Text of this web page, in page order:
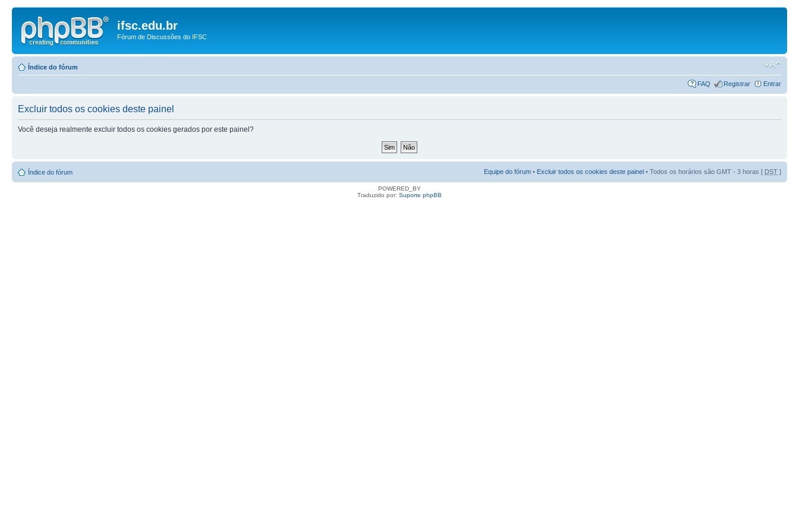
ifsc.edu.br
Fórum de Discussões do IFSC
Índice do fórum
FAQ Registrar Entrar
Excluir todos os cookies deste painel
Você deseja realmente excluir todos os cookies gerados por este painel?
Índice do fórum Equipe do fórum • Excluir todos os cookies deste painel • Todos os horários são GMT - 3 horas [ DST ]
POWERED_BY
Traduzido por: Suporte phpBB